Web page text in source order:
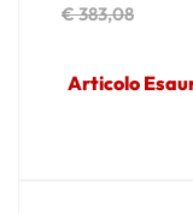
€ 383,08
Articolo